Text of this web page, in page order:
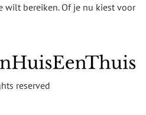
wilt bereiken. Of je nu kiest voor
reserved